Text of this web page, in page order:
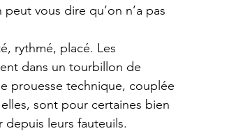
vous dire qu’on n’a pas
rythmé, placé. Les
dans un tourbillon de
prouesse technique, couplée
sont pour certaines bien
leurs fauteuils.